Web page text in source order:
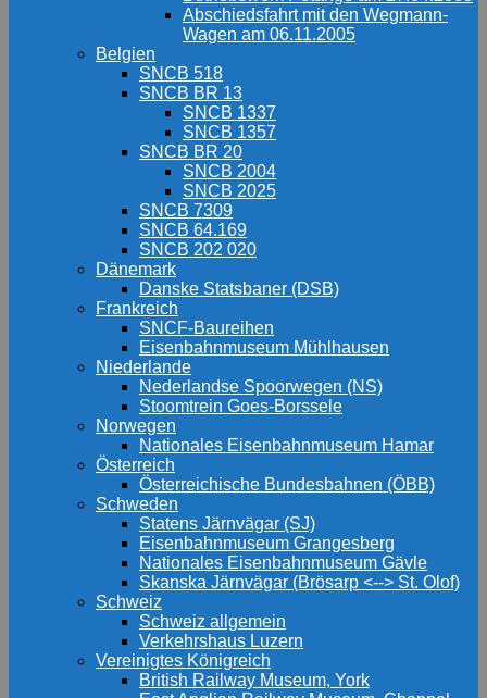
Abschiedsfahrt mit den Wegmann-
Wagen am 06.11.2005
Belgien
SNCB 518
SNCB BR 13
SNCB 1337
SNCB 1357
SNCB BR 20
SNCB 2004
SNCB 2025
SNCB 7309
SNCB 64.169
SNCB 202 020
Dänemark
Danske Statsbaner (DSB)
Frankreich
SNCF-Baureihen
Eisenbahnmuseum Mühlhausen
Niederlande
Nederlandse Spoorwegen (NS)
Stoomtrein Goes-Borssele
Norwegen
Nationales Eisenbahnmuseum Hamar
Österreich
Österreichische Bundesbahnen (ÖBB)
Schweden
Statens Järnvägar (SJ)
Eisenbahnmuseum Grangesberg
Nationales Eisenbahnmuseum Gävle
Skanska Järnvägar (Brösarp <--> St. Olof)
Schweiz
Schweiz allgemein
Verkehrshaus Luzern
Vereinigtes Königreich
British Railway Museum, York